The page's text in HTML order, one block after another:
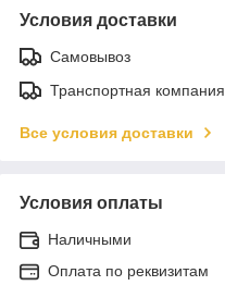
Условия доставки
Самовывоз
Транспортная компания
Все условия доставки
Условия оплаты
Наличными
Оплата по реквизитам